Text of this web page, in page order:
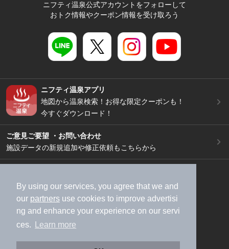
By using our services, you agree that we and
our partners use cookies to improve advertisi
ng and enhance your experience on our servi
ces.
Learn more
ニフティ温泉公式アカウントをフォローして
おトク情報やクーポン情報を受け取ろう
ニフティ温泉アプリ
地図から温泉検索！お得な限定クーポンも！
今すぐダウンロード！
ご意見ご要望 ・お問い合わせ
施設データの新規追加や修正依頼もこちらから
加盟店募集（資料請求）
広告出稿のご案内
利用規約
ライフスタイルMEMBERS+規約
特定商取引法に基づく表記
ヘルプ
採用情報
運営会社